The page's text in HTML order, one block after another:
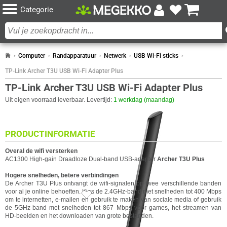
Categorie
Computer Randapparatuur Netwerk USB Wi-Fi sticks
TP-Link Archer T3U USB Wi-Fi Adapter Plus
TP-Link Archer T3U USB Wi-Fi Adapter Plus
Uit eigen voorraad leverbaar. Levertijd: 1 werkdag (maandag)
24x
PRODUCTINFORMATIE
Overal de wifi versterken
AC1300 High-gain Draadloze Dual-band USB-adapter Archer T3U Plus
Hogere snelheden, betere verbindingen
De Archer T3U Plus ontvangt de wifi-signalen op twee verschillende banden
voor al je online behoeften. Kies de 2.4GHz-band met snelheden tot 400 Mbps
om te internetten, e-mailen en gebruik te maken van sociale media of gebruik
de 5GHz-band met snelheden tot 867 Mbps voor games, het streamen van
HD-beelden en het downloaden van grote bestanden.